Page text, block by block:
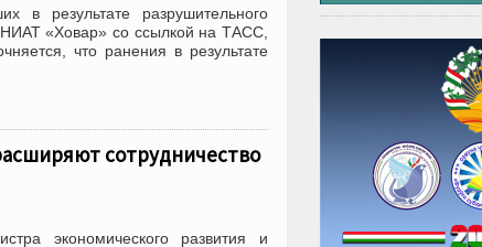
результате разрушительного
«Ховар» со ссылкой на ТАСС,
что ранения в результате
сотрудничество
экономического развития и